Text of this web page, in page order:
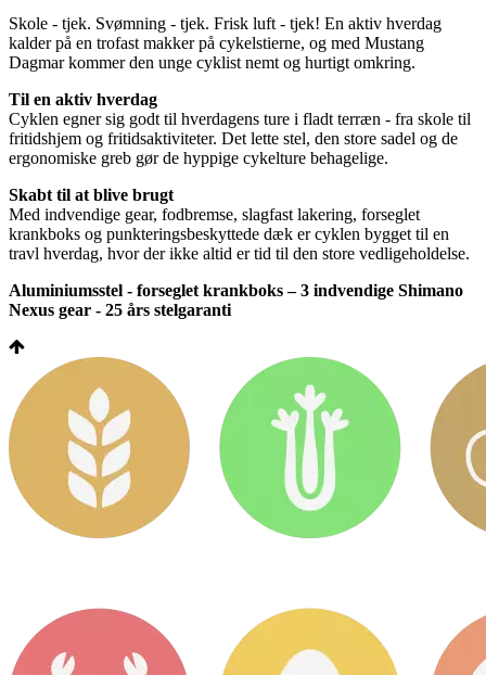
Skole - tjek. Svømning - tjek. Frisk luft - tjek! En aktiv hverdag
kalder på en trofast makker på cykelstierne, og med Mustang
Dagmar kommer den unge cyklist nemt og hurtigt omkring.
Til en aktiv hverdag
Cyklen egner sig godt til hverdagens ture i fladt terræn - fra skole til
fritidshjem og fritidsaktiviteter. Det lette stel, den store sadel og de
ergonomiske greb gør de hyppige cykelture behagelige.
Skabt til at blive brugt
Med indvendige gear, fodbremse, slagfast lakering, forseglet
krankboks og punkteringsbeskyttede dæk er cyklen bygget til en
travl hverdag, hvor der ikke altid er tid til den store vedligeholdelse.
Aluminiumsstel - forseglet krankboks – 3 indvendige Shimano
Nexus gear - 25 års stelgaranti